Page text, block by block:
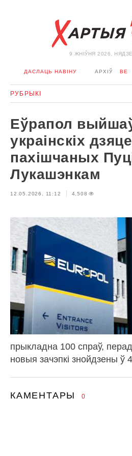
9 ЖНIЎНЯ 2026,
ДАСЛАЦЬ НАВІНУ АРХІЎ BE
РУБРЫКІ
СПОРТ КУЛЬТУРА ГІСТОРЫЯ
ІНТЭРВ'Ю ТЭХНАЛОГІІ
АДПАЧЫНАК АБЫХОД
КАРОНАВІРУС БЕЛАРУСЬ У NATO
Еўрапол
украінскіх
пахішчаных
Лукашэнкам
12.05.2026, 11:12 4,508
прыкладна 100 спраў,
новыя зачэпкі знойдзены ў
КАМЕНТАРЫ 0